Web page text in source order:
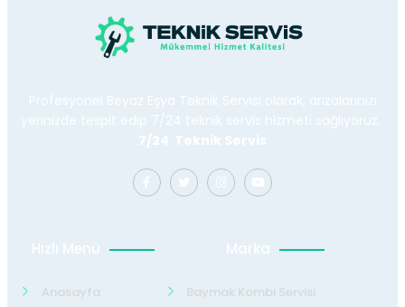
Profesyonel Beyaz Eşya Teknik Servisi olarak, arızalarınızı
yerinizde tespit edip 7/24 teknik servis hizmeti sağlıyoruz.
7/24 Teknik Servis
Hızlı Menü
Anasayfa
Marka
Baymak Kombi Servisi